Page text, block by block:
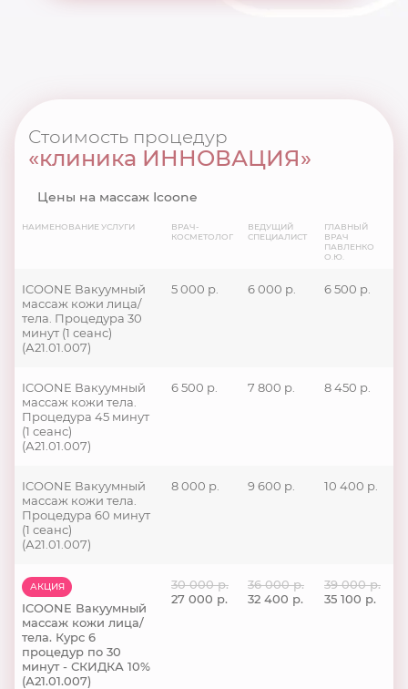
Стоимость процедур
«клиника ИННОВАЦИЯ»
Цены на массаж Icoone
НАИМЕНОВАНИЕ УСЛУГИ
ВРАЧ-
КОСМЕТОЛОГ
ВЕДУЩИЙ
СПЕЦИАЛИСТ
ГЛАВНЫЙ
ВРАЧ
ПАВЛЕНКО
О.Ю.
ICOONE Вакуумный
массаж кожи лица/
тела. Процедура 30
минут (1 сеанс)
(А21.01.007)
5 000 р. 6 000 р. 6 500 р.
ICOONE Вакуумный
массаж кожи тела.
Процедура 45 минут
(1 сеанс)
(А21.01.007)
6 500 р. 7 800 р. 8 450 р.
ICOONE Вакуумный
массаж кожи тела.
Процедура 60 минут
(1 сеанс)
(А21.01.007)
8 000 р. 9 600 р. 10 400 р.
АКЦИЯ
ICOONE Вакуумный
массаж кожи лица/
тела. Курс 6
процедур по 30
минут - СКИДКА 10%
(А21.01.007)
30 000 р.
27 000 р.
36 000 р.
32 400 р.
39 000 р.
35 100 р.